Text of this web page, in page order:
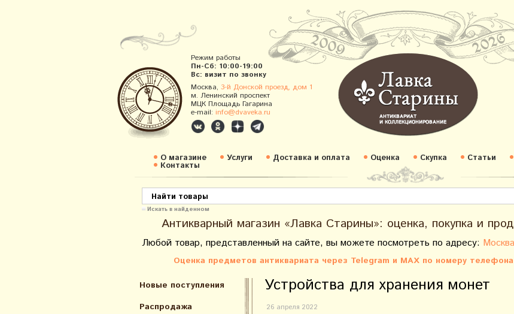
Режим работы
Пн-Сб: 10:00-19:00
Вс: визит по звонку
Москва, 3-й Донской проезд, дом 1
м. Ленинский проспект
МЦК Площадь Гагарина
e-mail: info@dvaveka.ru
О магазине Услуги Доставка и оплата Оценка Скупка Статьи
Контакты
Искать в найденном
Антикварный магазин «Лавка Старины»: оценка, покупка и
Любой товар, представленный на сайте, вы можете посмотреть по адресу:
Оценка предметов антиквариата через Telegram и MAX по номеру
Новые поступления
Распродажа
Устройства для хранения монет
26 апреля 2022